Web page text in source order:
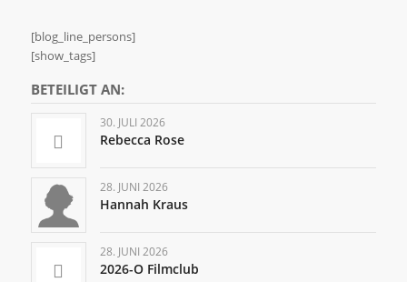
[blog_line_persons]
[show_tags]
BETEILIGT AN:
30. JULI 2026
Rebecca Rose
28. JUNI 2026
Hannah Kraus
28. JUNI 2026
2026-O Filmclub